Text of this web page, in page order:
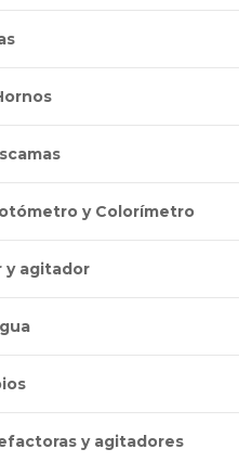
y Colorímetro
y agitador
y agitadores